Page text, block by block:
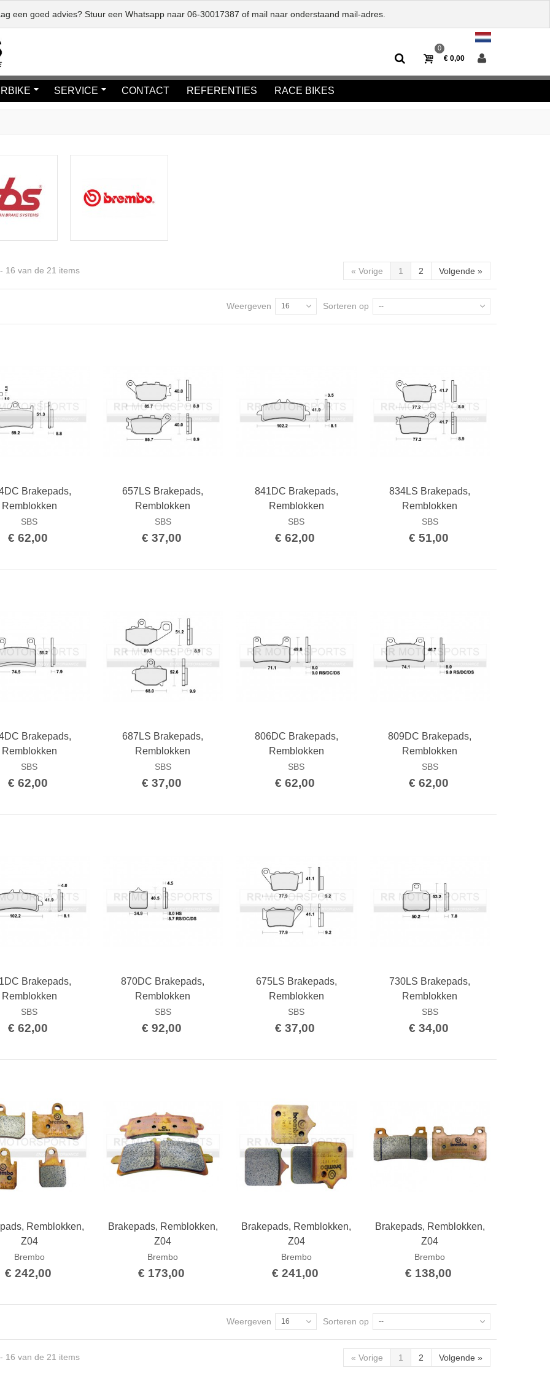
een goed advies? Stuur een Whatsapp naar 06-30017387 of mail naar onderstaand mail-adres.
0
€ 0,00
SERVICE CONTACT REFERENTIES RACE BIKES
« Vorige 1 2 Volgende »
16 van de 21 items
Sorteren op --
Weergeven 16
Bestellen
Brakepads,
Remblokken
SBS
€ 62,00
Bestellen
657LS Brakepads,
Remblokken
SBS
€ 37,00
Bestellen
841DC Brakepads,
Remblokken
SBS
€ 62,00
Bestellen
834LS Brakepads,
Remblokken
SBS
€ 51,00
Bestellen
Brakepads,
Remblokken
SBS
€ 62,00
Bestellen
687LS Brakepads,
Remblokken
SBS
€ 37,00
Bestellen
806DC Brakepads,
Remblokken
SBS
€ 62,00
Bestellen
809DC Brakepads,
Remblokken
SBS
€ 62,00
Bestellen
Brakepads,
Remblokken
SBS
€ 62,00
Bestellen
870DC Brakepads,
Remblokken
SBS
€ 92,00
Bestellen
675LS Brakepads,
Remblokken
SBS
€ 37,00
Bestellen
730LS Brakepads,
Remblokken
SBS
€ 34,00
BestellenRemblokken,
Z04
Brembo
€ 242,00
Bestellen
Brakepads, Remblokken,
Z04
Brembo
€ 173,00
Bestellen
Brakepads, Remblokken,
Z04
Brembo
€ 241,00
Bestellen
Brakepads, Remblokken,
Z04
Brembo
€ 138,00
Sorteren op --
Weergeven 16
« Vorige 1 2 Volgende »
16 van de 21 items